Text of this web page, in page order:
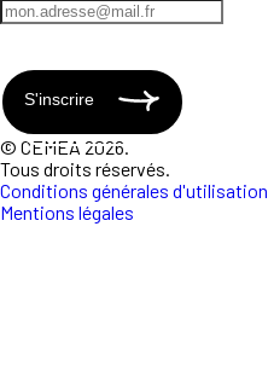
S'inscrire
© CEMEA 2026.
Tous droits réservés.
Conditions générales d'utilisation
Mentions légales